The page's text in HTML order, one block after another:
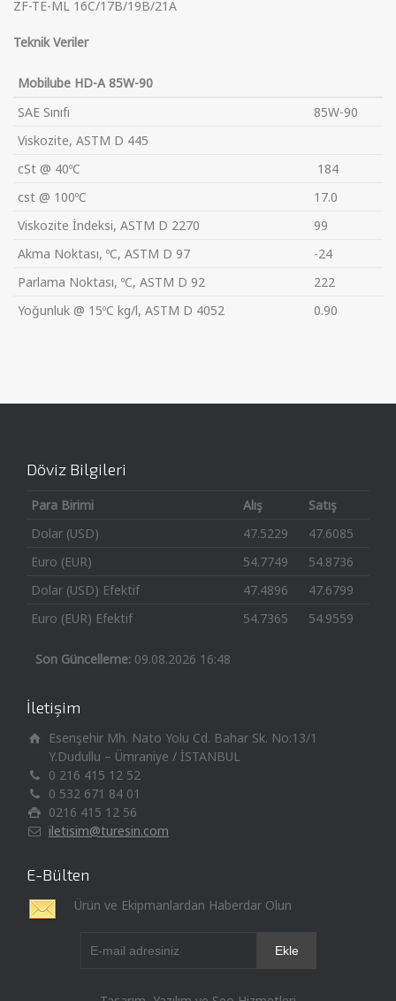
ZF-TE-ML 16C/17B/19B/21A
Teknik Veriler
Mobilube HD-A 85W-90
SAE Sınıfı
85W-90
Viskozite, ASTM D 445
cSt @ 40ºC
184
cst @ 100ºC
17.0
Viskozite İndeksi, ASTM D 2270
99
Akma Noktası, ºC, ASTM D 97
-24
Parlama Noktası, ºC, ASTM D 92
222
Yoğunluk @ 15ºC kg/l, ASTM D 4052
0.90
Döviz Bilgileri
Para Birimi Alış
Satış
Dolar (USD)
47.5229
47.6085
Euro (EUR)
54.7749
54.8736
Dolar (USD) Efektif
47.4896
47.6799
Euro (EUR) Efektif
54.7365 54.9559
Son Güncelleme: 09.08.2026 16:48
İletişim
Esenşehir Mh. Nato Yolu Cd. Bahar Sk. No:13/1
Y.Dudullu – Ümraniye / İSTANBUL
0 216 415 12 52
0 532 671 84 01
0216 415 12 56
iletisim@turesin.com
E-Bülten
Ürün ve Ekipmanlardan Haberdar Olun